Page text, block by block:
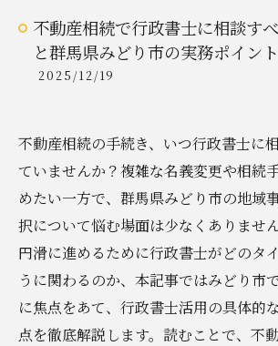
不動産相続で行政書士に相談す
と群馬県みどり市の実務ポイント
2025/12/19
不動産相続の手続き、いつ行政書士に
ていませんか？複雑な名義変更や相続
めたい一方で、群馬県みどり市の地域
択について悩む場面は少なくありませ
円滑に進めるために行政書士がどのタ
うに関わるのか、本記事ではみどり市
に焦点をあて、行政書士活用の具体的
点を徹底解説します。読むことで、不